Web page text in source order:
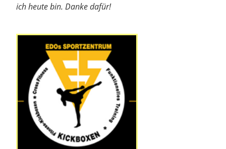
ich heute bin. Danke dafür!